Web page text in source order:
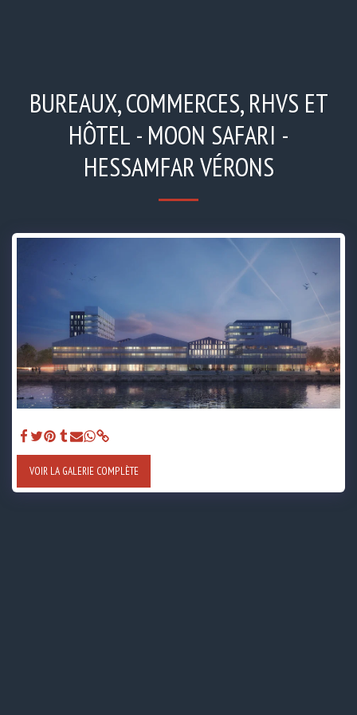
BUREAUX, COMMERCES, RHVS ET
HÔTEL - MOON SAFARI -
HESSAMFAR VÉRONS
VOIR LA GALERIE COMPLÈTE